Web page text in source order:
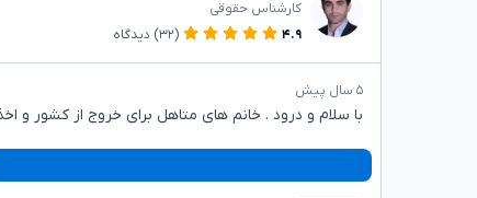
کارشناس حقوقی
۴.۹
(۳۲) دیدگاه
۵ سال پیش
با سلام و درود . خانم های متاهل برای خروج از کشور و